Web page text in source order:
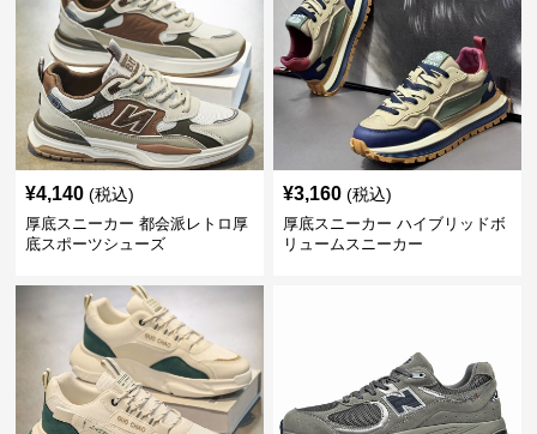
¥4,140 (税込)
厚底スニーカー 都会派レトロ厚
底スポーツシューズ
¥3,160 (税込)
厚底スニーカー ハイブリッドボ
リュームスニーカー